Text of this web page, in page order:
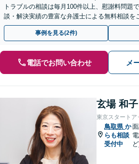
トラブルの相談は毎月100件以上、慰謝料問題
談・解決実績の豊富な弁護士による無料相談を
倫相談は初回0円】【全国対応】
事例を見る(2件)
電話でお問い合わせ メ
玄場 和子
東京スタートア
鳥取県 か
らも相談
受付中